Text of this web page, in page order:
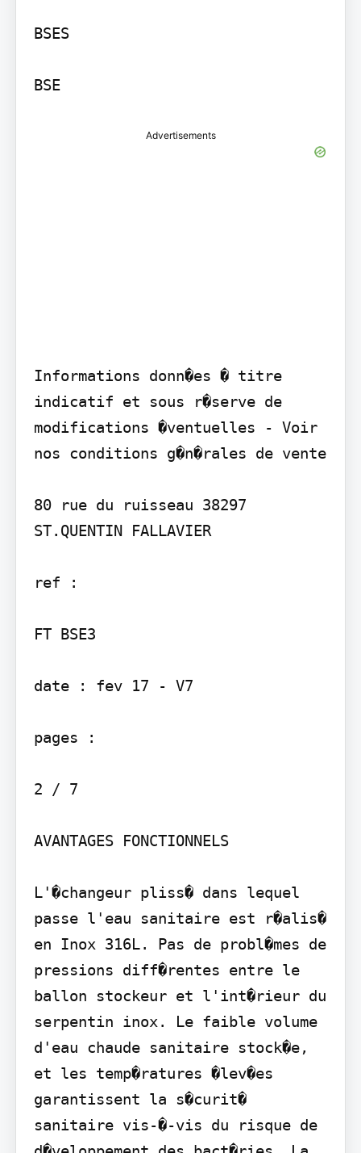
BSES
BSE
Advertisements
Informations donn�es � titre
indicatif et sous r�serve de
modifications �ventuelles - Voir
nos conditions g�n�rales de vente
80 rue du ruisseau 38297
ST.QUENTIN FALLAVIER
ref :
FT BSE3
date : fev 17 - V7
pages :
2 / 7
AVANTAGES FONCTIONNELS
L'�changeur pliss� dans lequel
passe l'eau sanitaire est r�alis�
en Inox 316L. Pas de probl�mes de
pressions diff�rentes entre le
ballon stockeur et l'int�rieur du
serpentin inox. Le faible volume
d'eau chaude sanitaire stock�e,
et les temp�ratures �lev�es
garantissent la s�curit�
sanitaire vis-�-vis du risque de